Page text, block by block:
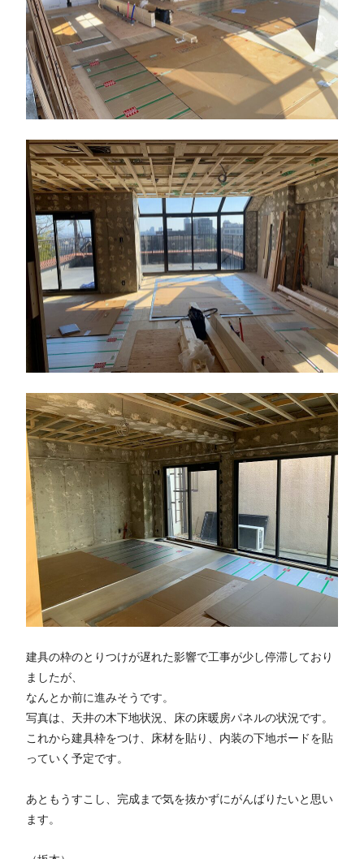
建具の枠のとりつけが遅れた影響で工事が少し停滞しており
ましたが、
なんとか前に進みそうです。
写真は、天井の木下地状況、床の床暖房パネルの状況です。
これから建具枠をつけ、床材を貼り、内装の下地ボードを貼
っていく予定です。
あともうすこし、完成まで気を抜かずにがんばりたいと思い
ます。